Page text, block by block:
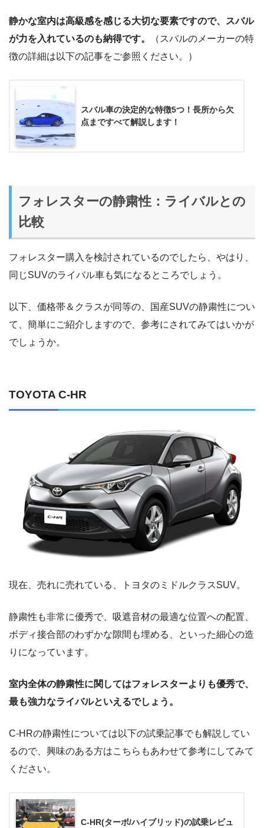
静かな室内は高級感を感じる大切な要素ですので、スバル
が力を入れているのも納得です。
（スバルのメーカーの特
徴の詳細は以下の記事をご参照ください。）
スバル車の決定的な特徴5つ！長所から欠
点まですべて解説します！
フォレスターの静粛性：ライバルとの
比較
フォレスター購入を検討されているのでしたら、やはり、
同じSUVのライバル車も気になるところでしょう。
以下、価格帯＆クラスが同等の、国産SUVの静粛性につい
て、簡単にご紹介しますので、参考にされてみてはいかが
でしょうか。
TOYOTA C-HR
現在、売れに売れている、トヨタのミドルクラスSUV。
静粛性も非常に優秀で、吸遮音材の最適な位置への配置、
ボディ接合部のわずかな隙間も埋める、といった細心の造
りになっています。
室内全体の静粛性に関してはフォレスターよりも優秀で、
最も強力なライバルといえるでしょう。
C-HRの静粛性については以下の試乗記事でも解説してい
るので、興味のある方はこちらもあわせて参考にしてみて
ください。
C-HR(ターボ/ハイブリッド)の試乗レビュ